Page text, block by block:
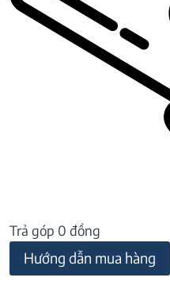
Trả góp 0 đồng
Hướng dẫn mua hàng